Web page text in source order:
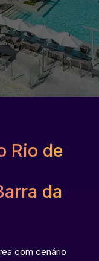
Rio de
da
com cenário